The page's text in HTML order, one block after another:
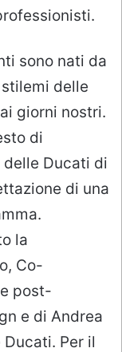
sono nati da
delle
giorni nostri.
di
Ducati di
di una
la
Co-
post-
e di Andrea
Per il